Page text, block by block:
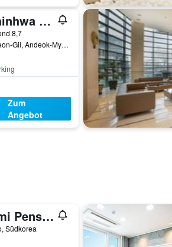
Landing Jeju Shinhwa World Hotels & Resorts
8,7
38, Sinhwayeoksa-ro 304Beon-Gil, Andeok-Myeon, Seogwipo, Südkorea
Zum
Angebot
Seogwipo Dorami Pension
Südkorea